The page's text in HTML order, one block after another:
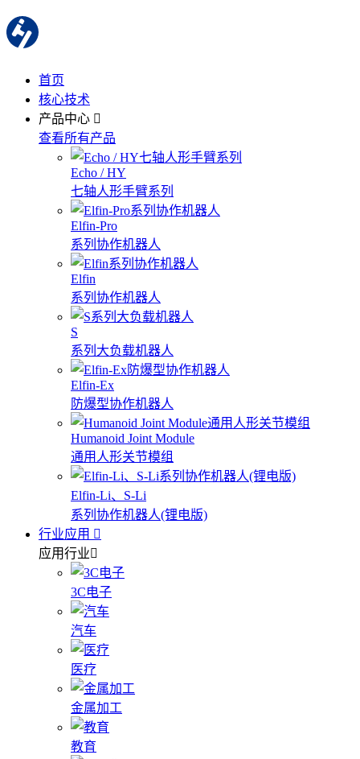
首页
核心技术
产品中心
查看所有产品
Echo / HY
七轴人形手臂系列
Elfin-Pro
系列协作机器人
Elfin
系列协作机器人
S
系列大负载机器人
Elfin-Ex
防爆型协作机器人
Humanoid Joint Module
通用人形关节模组
Elfin-Li、S-Li
系列协作机器人(锂电版)
行业应用
应用行业
3C电子
汽车
医疗
金属加工
教育